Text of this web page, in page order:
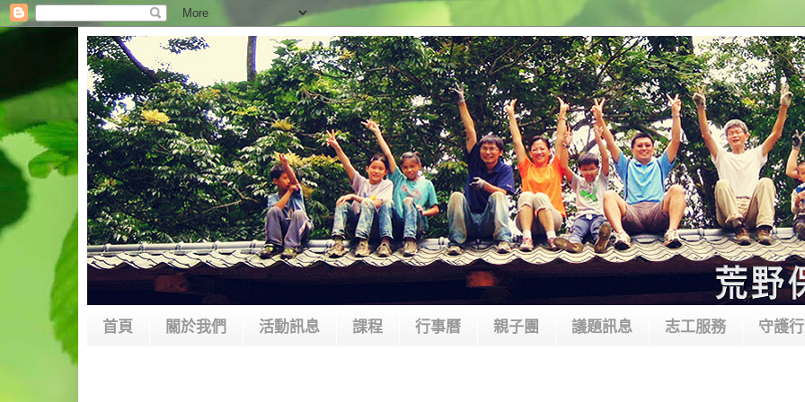
首頁 關於我們 活動訊息 課程 行事曆 親子團 議題訊息 志工服務 守護